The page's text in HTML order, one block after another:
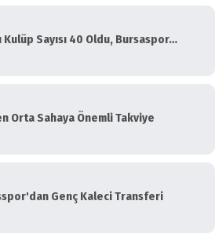
Kulüp Sayısı 40 Oldu, Bursaspor…
Orta Sahaya Önemli Takviye
Genç Kaleci Transferi